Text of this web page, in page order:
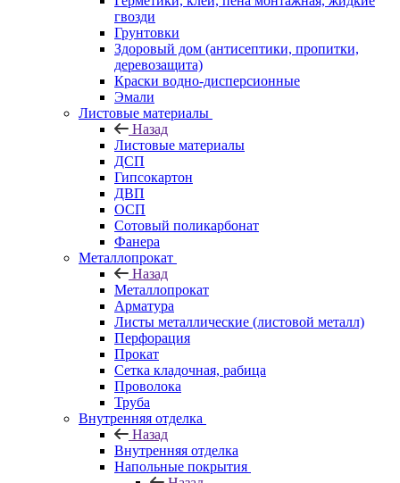
гвозди
Грунтовки
Здоровый дом (антисептики, пропитки,
деревозащита)
Краски водно-дисперсионные
Эмали
Листовые материалы
Назад
Листовые материалы
ДСП
Гипсокартон
ДВП
ОСП
Сотовый поликарбонат
Фанера
Металлопрокат
Назад
Металлопрокат
Арматура
Листы металлические (листовой металл)
Перфорация
Прокат
Сетка кладочная, рабица
Проволока
Труба
Внутренняя отделка
Назад
Внутренняя отделка
Напольные покрытия